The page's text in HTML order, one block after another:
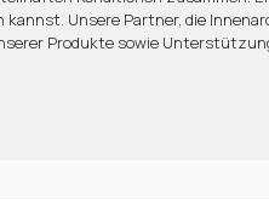
Unsere Partner, die
Produkte sowie